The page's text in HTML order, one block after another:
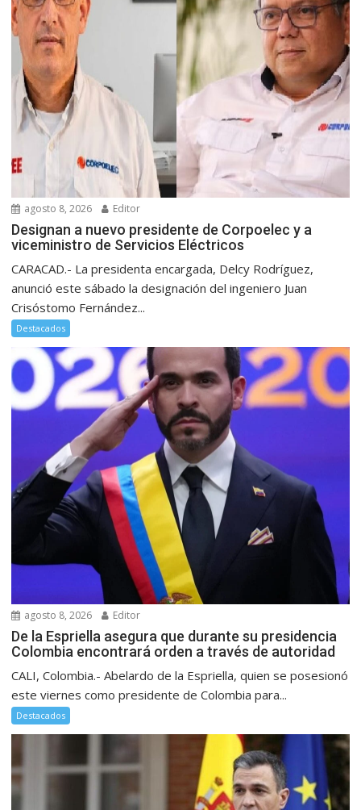
agosto 8, 2026 Editor
Designan a nuevo presidente de Corpoelec y a
viceministro de Servicios Eléctricos
CARACAD.- La presidenta encargada, Delcy Rodríguez,
anunció este sábado la designación del ingeniero Juan
Crisóstomo Fernández...
Destacados
agosto 8, 2026 Editor
De la Espriella asegura que durante su presidencia
Colombia encontrará orden a través de autoridad
CALI, Colombia.- Abelardo de la Espriella, quien se posesionó
este viernes como presidente de Colombia para...
Destacados